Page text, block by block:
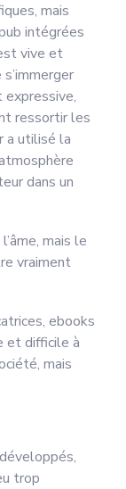
mais
intégrées
vive et
expressive,
ressortir les
a utilisé la
dans un
mais le
vraiment
ebooks
et difficile à
mais
trop